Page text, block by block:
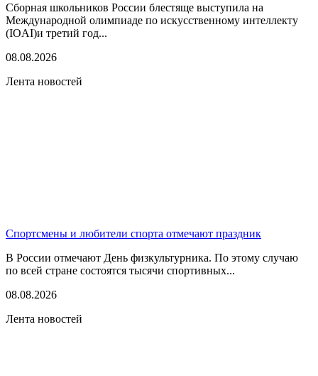
Сборная школьников России блестяще выступила на
Международной олимпиаде по искусственному интеллекту
(IOAI)и третий год...
08.08.2026
Лента новостей
Спортсмены и любители спорта отмечают праздник
В России отмечают День физкультурника. По этому случаю
по всей стране состоятся тысячи спортивных...
08.08.2026
Лента новостей